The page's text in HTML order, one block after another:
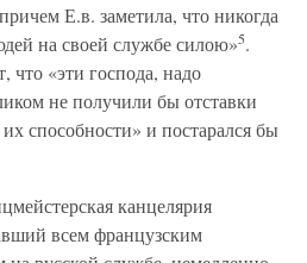
Е.в. заметила, что никогда
на своей службе силою»5.
что «эти господа, надо
не получили бы отставки
способности» и постарался бы
канцелярия
всем французским